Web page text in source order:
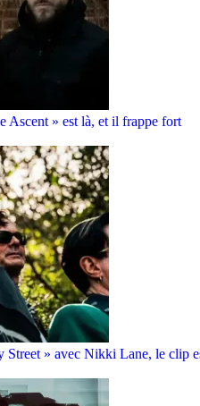
Ascent » est là, et il frappe fort
Street » avec Nikki Lane, le clip